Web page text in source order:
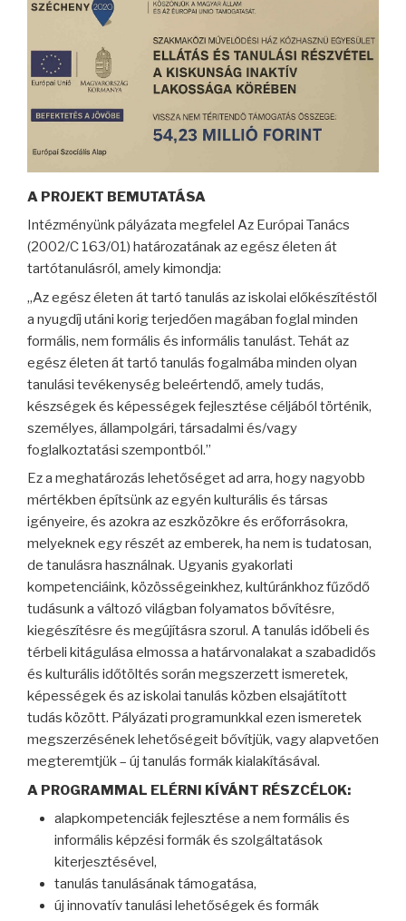
A PROJEKT BEMUTATÁSA
Intézményünk pályázata megfelel Az Európai Tanács
(2002/C 163/01) határozatának az egész életen át
tartótanulásról, amely kimondja:
„Az egész életen át tartó tanulás az iskolai előkészítéstől
a nyugdíj utáni korig terjedően magában foglal minden
formális, nem formális és informális tanulást. Tehát az
egész életen át tartó tanulás fogalmába minden olyan
tanulási tevékenység beleértendő, amely tudás,
készségek és képességek fejlesztése céljából történik,
személyes, állampolgári, társadalmi és/vagy
foglalkoztatási szempontból.”
Ez a meghatározás lehetőséget ad arra, hogy nagyobb
mértékben építsünk az egyén kulturális és társas
igényeire, és azokra az eszközökre és erőforrásokra,
melyeknek egy részét az emberek, ha nem is tudatosan,
de tanulásra használnak. Ugyanis gyakorlati
kompetenciáink, közösségeinkhez, kultúránkhoz fűződő
tudásunk a változó világban folyamatos bővítésre,
kiegészítésre és megújításra szorul. A tanulás időbeli és
térbeli kitágulása elmossa a határvonalakat a szabadidős
és kulturális időtöltés során megszerzett ismeretek,
képességek és az iskolai tanulás közben elsajátított
tudás között. Pályázati programunkkal ezen ismeretek
megszerzésének lehetőségeit bővítjük, vagy alapvetően
megteremtjük – új tanulás formák kialakításával.
A PROGRAMMAL ELÉRNI KÍVÁNT RÉSZCÉLOK:
alapkompetenciák fejlesztése a nem formális és
informális képzési formák és szolgáltatások
kiterjesztésével,
tanulás tanulásának támogatása,
új innovatív tanulási lehetőségek és formák